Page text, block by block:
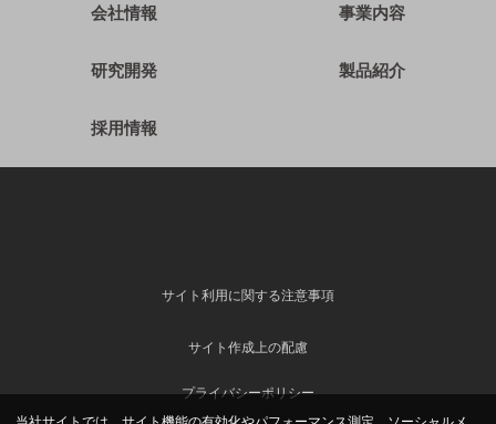
会社情報 事業内容
研究開発 製品紹介
採用情報
サイト利用に関する注意事項
サイト作成上の配慮
プライバシーポリシー